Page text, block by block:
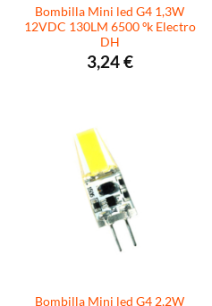
Bombilla Mini led G4 1,3W
12VDC 130LM 6500 ºk Electro
DH
3,24€
Bombilla Mini led G4 2,2W